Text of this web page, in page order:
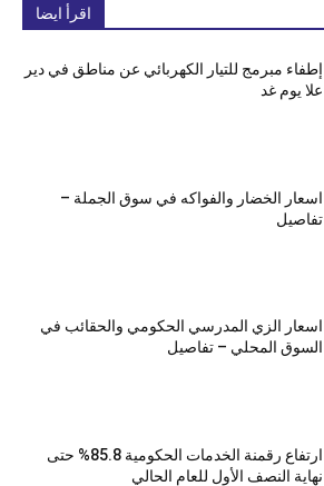
اقرأ ايضا
إطفاء مبرمج للتيار الكهربائي عن مناطق في دير
علا يوم غد
اسعار الخضار والفواكه في سوق الجملة –
تفاصيل
اسعار الزي المدرسي الحكومي والحقائب في
السوق المحلي – تفاصيل
ارتفاع رقمنة الخدمات الحكومية 85.8% حتى
نهاية النصف الأول للعام الحالي